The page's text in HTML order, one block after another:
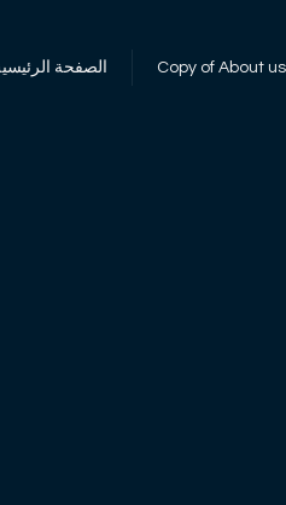
الصفحة Copy of About us